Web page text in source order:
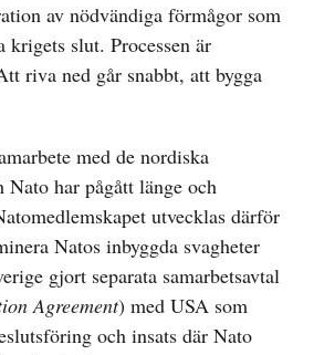
av nödvändiga förmågor som
slut. Processen är
riva ned går snabbt, att bygga
med de nordiska
Nato har pågått länge och
utvecklas därför
Natos inbyggda svagheter
gjort separata samarbetsavtal
Agreement) med USA som
och insats där Nato